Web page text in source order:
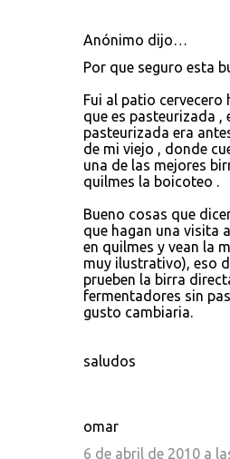
Anónimo dijo…
Por que seguro esta
Fui al patio cervecero
que es pasteurizada ,
pasteurizada era
de mi viejo , donde
una de las mejores
quilmes la boicoteo .
Bueno cosas que
que hagan una visita
en quilmes y vean la
muy ilustrativo), eso
prueben la birra
fermentadores sin
gusto cambiaria.
saludos
omar
6 de abril de 2010 a